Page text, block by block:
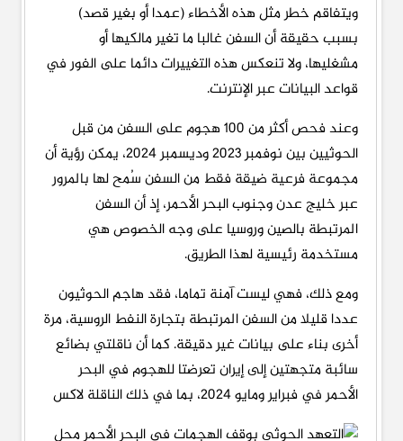
ويتفاقم خطر مثل هذه الأخطاء (عمدا أو بغير قصد)
بسبب حقيقة أن السفن غالبا ما تغير مالكيها أو
مشغليها، ولا تنعكس هذه التغييرات دائما على الفور في
قواعد البيانات عبر الإنترنت.
وعند فحص أكثر من 100 هجوم على السفن من قبل
الحوثيين بين نوفمبر 2023 وديسمبر 2024، يمكن رؤية أن
مجموعة فرعية ضيقة فقط من السفن سُمح لها بالمرور
عبر خليج عدن وجنوب البحر الأحمر، إذ أن السفن
المرتبطة بالصين وروسيا على وجه الخصوص هي
مستخدمة رئيسية لهذا الطريق.
ومع ذلك، فهي ليست آمنة تماما، فقد هاجم الحوثيون
عددا قليلا من السفن المرتبطة بتجارة النفط الروسية، مرة
أخرى بناء على بيانات غير دقيقة. كما أن ناقلتي بضائع
سائبة متجهتين إلى إيران تعرضتا للهجوم في البحر
الأحمر في فبراير ومايو 2024، بما في ذلك الناقلة لاكس